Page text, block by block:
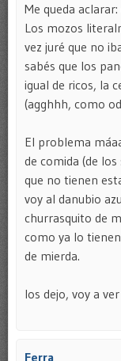
Me queda
Los mozos
vez juré que no
sabés que los
igual de ricos, la
(agghhh, como
El problema
de comida (de
que no tienen
voy al danubio
churrasquito de
como ya lo
de mierda.
los dejo, voy a
Ferra